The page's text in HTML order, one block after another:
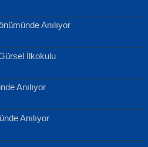
Anılıyor
İlkokulu
Anılıyor
Anılıyor